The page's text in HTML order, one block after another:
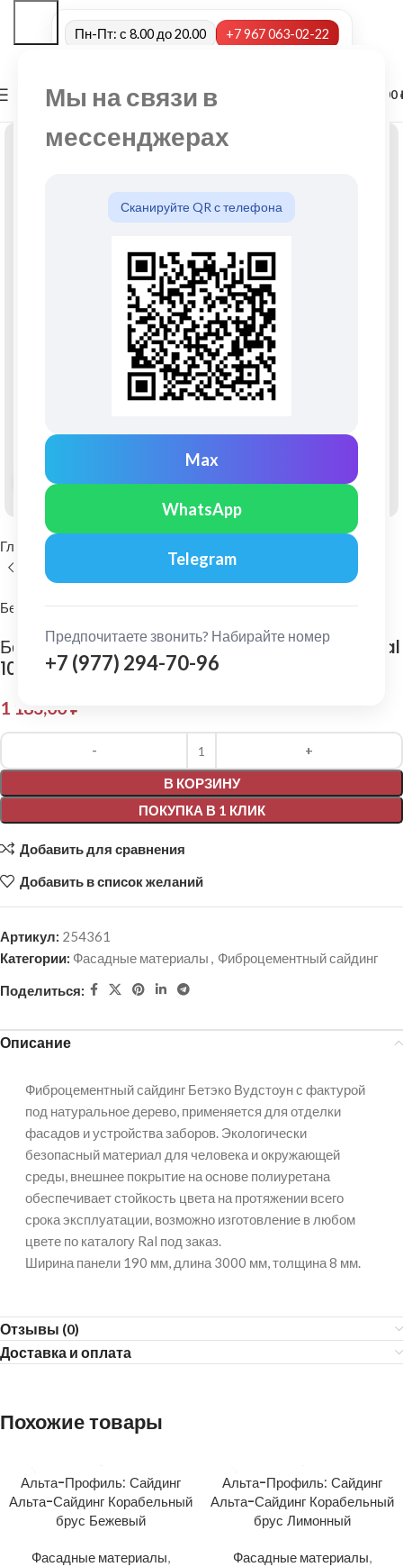
Мы на связи в
мессенджерах
Сканируйте QR с телефона
Max
WhatsApp
Telegram
Предпочитаете звонить? Набирайте номер
+7 (977) 294-70-96
Пн-Пт: с 8.00 до 20.00 +7 967 063-02-22
МЕНЮ 0,00
Нажмите, чтобы увеличить
Главная Фиброцементный сайдинг
Бетэко
Бетэко: Фиброцементный сайдинг Вудстоун Ral
1015
1 183,00₽
В КОРЗИНУ
ПОКУПКА В 1 КЛИК
Alternative:
Добавить для сравнения
Добавить в список желаний
Артикул: 254361
Категории: Фасадные материалы , Фиброцементный сайдинг
Поделиться:
Описание
Фиброцементный сайдинг Бетэко Вудстоун с фактурой
под натуральное дерево, применяется для отделки
фасадов и устройства заборов. Экологически
безопасный материал для человека и окружающей
среды, внешнее покрытие на основе полиуретана
обеспечивает стойкость цвета на протяжении всего
срока эксплуатации, возможно изготовление в любом
цвете по каталогу Ral под заказ.
Ширина панели 190 мм, длина 3000 мм, толщина 8 мм.
Отзывы (0)
Доставка и оплата
Похожие товары
Альта-Профиль: Сайдинг
Альта-Сайдинг Корабельный
брус Бежевый
Фасадные материалы,
Альта-Профиль: Сайдинг
Альта-Сайдинг Корабельный
брус Лимонный
Фасадные материалы,